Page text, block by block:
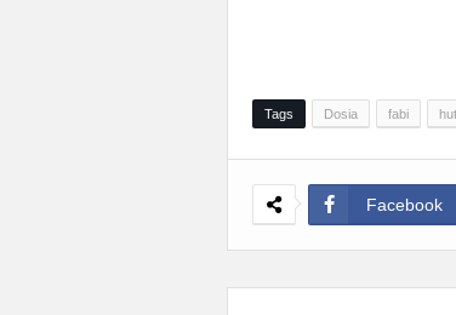
Tags Dosia fabi
Facebook